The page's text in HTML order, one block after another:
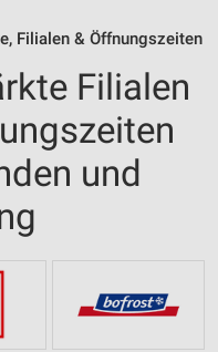
Filialen & Öffnungszeiten
Filialen
und